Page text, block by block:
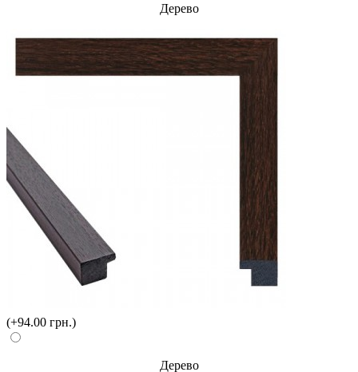
Дерево
(+94.00 грн.)
Дерево